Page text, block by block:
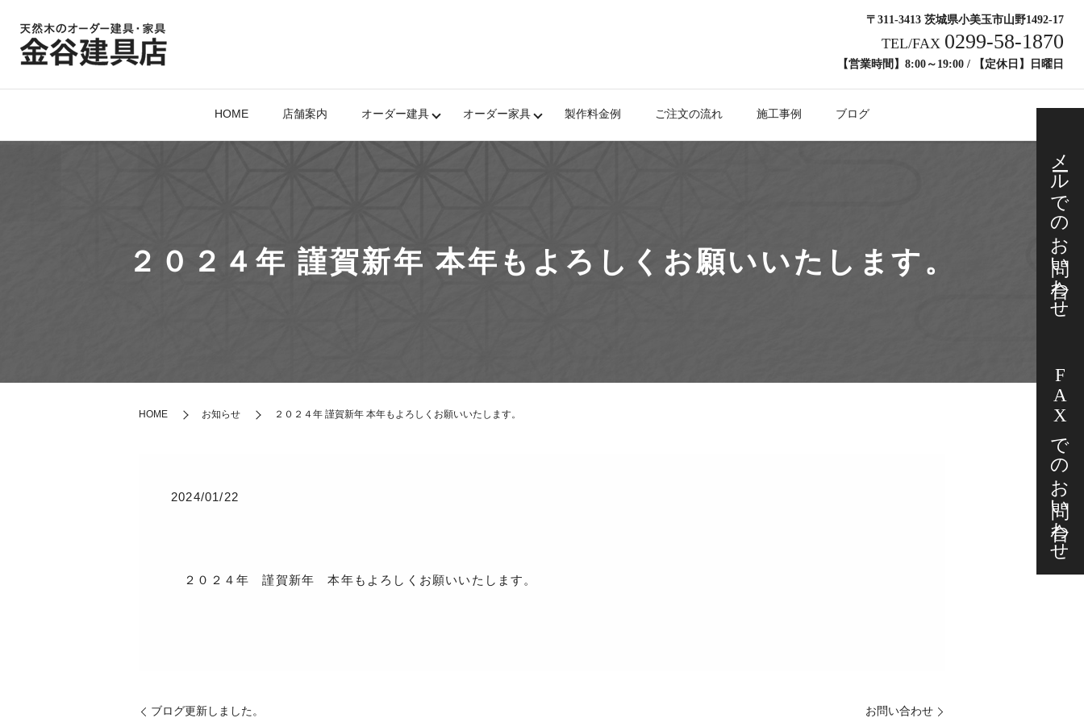
〒311-3413 茨城県小美玉市山野1492-17
TEL/FAX 0299-58-1870
【営業時間】8:00～19:00 / 【定休日】日曜日
HOME 店舗案内 オーダー建具 オーダー家具 製作料金例 ご注文の流れ 施工事例 ブログ
２０２４年 謹賀新年 本年もよろしくお願いいたします。
HOME お知らせ ２０２４年 謹賀新年 本年もよろしくお願いいたします。
2024/01/22
２０２４年 謹賀新年 本年もよろしくお願いいたします。
ブログ更新しました。 お問い合わせ
メールでの
お問い合わせ
FAXでの
お問い合わせ